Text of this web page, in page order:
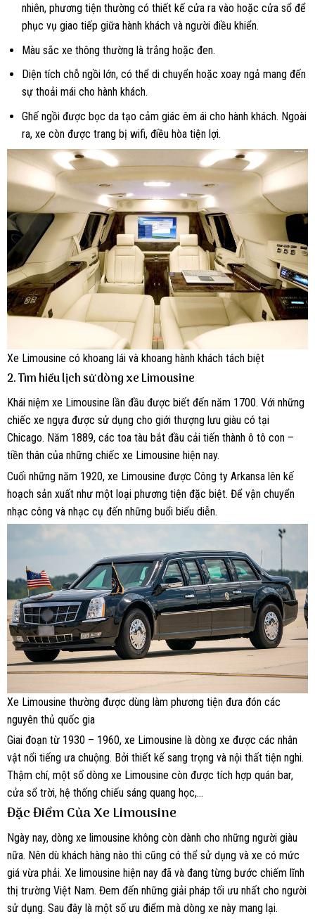
nhiên, phương tiện thường có thiết kế cửa ra vào hoặc cửa sổ để
phục vụ giao tiếp giữa hành khách và người điều khiển.
Màu sắc xe thông thường là trắng hoặc đen.
Diện tích chỗ ngồi lớn, có thể di chuyển hoặc xoay ngả mang đến
sự thoải mái cho hành khách.
Ghế ngồi được bọc da tạo cảm giác êm ái cho hành khách. Ngoài
ra, xe còn được trang bị wifi, điều hòa tiện lợi.
Xe Limousine có khoang lái và khoang hành khách tách biệt
2. Tìm hiểu lịch sử dòng xe Limousine
Khái niệm xe Limousine lần đầu được biết đến năm 1700. Với những
chiếc xe ngựa được sử dụng cho giới thượng lưu giàu có tại
Chicago. Năm 1889, các toa tàu bắt đầu cải tiến thành ô tô con –
tiền thân của những chiếc xe Limousine hiện nay.
Cuối những năm 1920, xe Limousine được Công ty Arkansa lên kế
hoạch sản xuất như một loại phương tiện đặc biệt. Để vận chuyển
nhạc công và nhạc cụ đến những buổi biểu diễn.
Xe Limousine thường được dùng làm phương tiện đưa đón các
nguyên thủ quốc gia
Giai đoạn từ 1930 – 1960, xe Limousine là dòng xe được các nhân
vật nổi tiếng ưa chuộng. Bởi thiết kế sang trọng và nội thất tiện nghi.
Thậm chí, một số dòng xe Limousine còn được tích hợp quán bar,
cửa sổ trời, hệ thống chiếu sáng quang học,…
Đặc Điểm Của Xe Limousine
Ngày nay, dòng xe limousine không còn dành cho những người giàu
nữa. Nên dù khách hàng nào thì cũng có thể sử dụng và xe có mức
giá vừa phải. Xe limousine hiện nay đã và đang từng bước chiếm lĩnh
thị trường Việt Nam. Đem đến những giải pháp tối ưu nhất cho người
sử dụng. Sau đây là một số ưu điểm mà dòng xe này mang lại.